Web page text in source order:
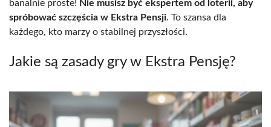
banalnie proste! Nie musisz być ekspertem od loterii, aby
spróbować szczęścia w Ekstra Pensji. To szansa dla
każdego, kto marzy o stabilnej przyszłości.
Jakie są zasady gry w Ekstra Pensję?